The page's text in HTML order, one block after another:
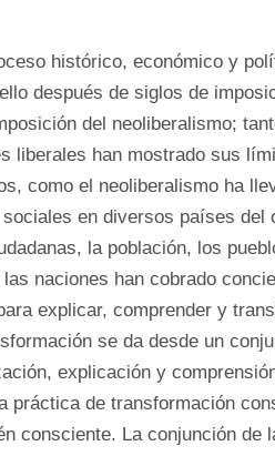
histórico, económico y
después de siglos de
del neoliberalismo;
liberales han mostrado sus
como el neoliberalismo ha
en diversos países del
la población, los
naciones han cobrado
explicar, comprender y
se da desde un
explicación y
práctica de transformación
consciente. La conjunción de